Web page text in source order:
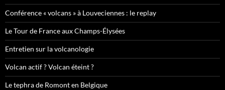
Conférence « volcans » à Louveciennes : le replay
Le Tour de France aux Champs-Élysées
Entretien sur la volcanologie
Volcan actif ? Volcan éteint ?
Le tephra de Romont en Belgique